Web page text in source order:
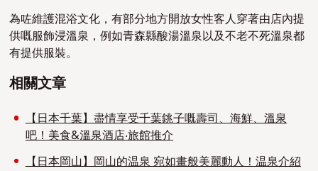
為咗維護混浴文化，有部分地方開放女性客人穿著由店內提
供嘅服飾浸溫泉，例如青森縣酸湯溫泉以及不老不死溫泉都
有提供服裝。
相關文章
【日本千葉】盡情享受千葉銚子嘅壽司、海鮮、溫泉
吧！美食&溫泉酒店‧旅館推介
【日本岡山】岡山的温泉 宛如畫般美麗動人！温泉介紹